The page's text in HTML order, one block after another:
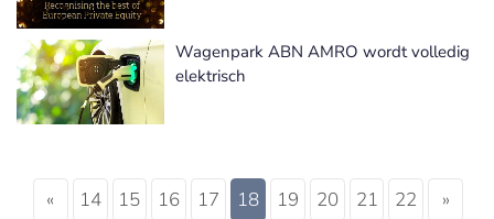
Wagenpark ABN AMRO wordt volledig
elektrisch
« 14 15 16 17 18 19 20 21 22 »